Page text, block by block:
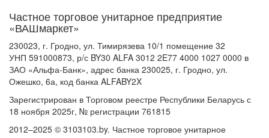
Частное торговое унитарное предприятие
«ВАШмаркет»
230023, г. Гродно, ул. Тимирязева 10/1 помещение 32
УНП 591000873, р/с BY30 ALFA 3012 2E77 4000 1027 0000 в
ЗАО «Альфа-Банк», адрес банка 230025, г. Гродно, ул.
Ожешко, 6а, код банка ALFABY2X
Зарегистрирован в Торговом реестре Республики Беларусь с
18 ноября 2025г, № регистрации 761815
2012–2025 © 3103103.by. Частное торговое унитарное